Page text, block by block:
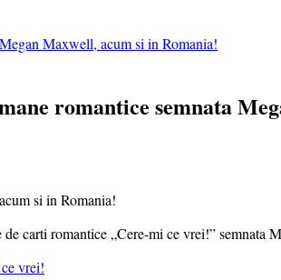
Maxwell, acum si in Romania!
romantice semnata
carti romantice „Cere-mi ce vrei!” semnata
vrei!